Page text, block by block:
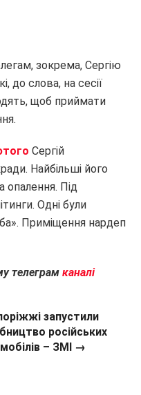
зокрема, Сергію
до слова, на сесії
щоб приймати
Сергій
Найбільші його
опалення. Під
Одні були
Приміщення нардеп
телеграм каналі
запустили
російських
– ЗМІ →